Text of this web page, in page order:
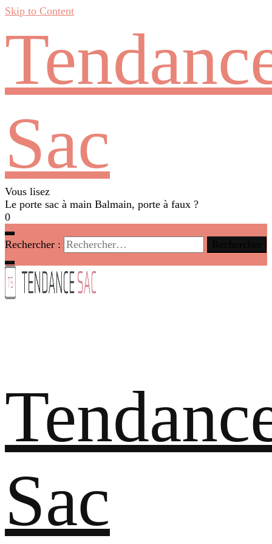
Skip to Content
Sac
Vous lisez
Le porte sac à main Balmain, porte à faux ?
0
Rechercher :
Sac